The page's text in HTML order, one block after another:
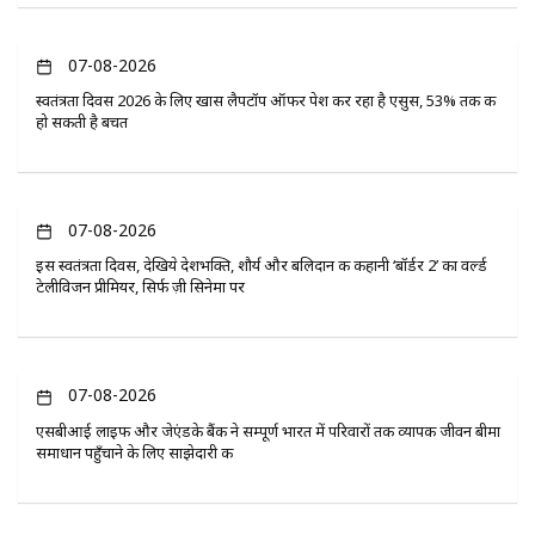
07-08-2026
स्वतंत्रता दिवस 2026 के लिए खास लैपटॉप ऑफर पेश कर रहा है एसुस, 53% तक की
हो सकती है बचत
07-08-2026
इस स्वतंत्रता दिवस, देखिये देशभक्ति, शौर्य और बलिदान की कहानी ‘बॉर्डर 2’ का वर्ल्ड
टेलीविजन प्रीमियर, सिर्फ ज़ी सिनेमा पर
07-08-2026
एसबीआई लाइफ और जेएंडके बैंक ने सम्पूर्ण भारत में परिवारों तक व्यापक जीवन बीमा
समाधान पहुँचाने के लिए साझेदारी की